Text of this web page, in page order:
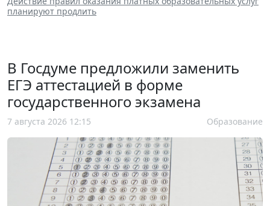
планируют продлить
В Госдуме предложили заменить
ЕГЭ аттестацией в форме
государственного экзамена
7 августа 2026 12:15 Образование